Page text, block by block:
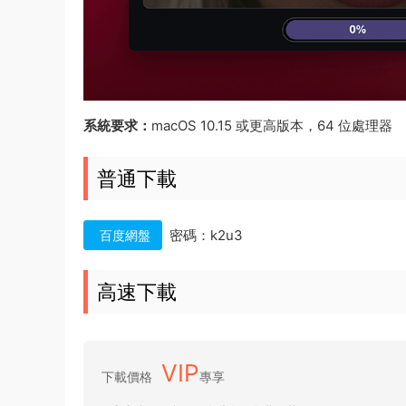
系統要求： macOS 10.15 或更高版本，64 位處理器
普通下載
百度網盤 密碼：k2u3
高速下載
下載價格 VIP專享